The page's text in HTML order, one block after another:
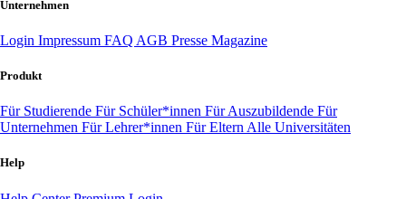
Unternehmen
Login Impressum FAQ AGB Presse Magazine
Produkt
Für Studierende Für Schüler*innen Für Auszubildende Für
Unternehmen Für Lehrer*innen Für Eltern Alle Universitäten
Help